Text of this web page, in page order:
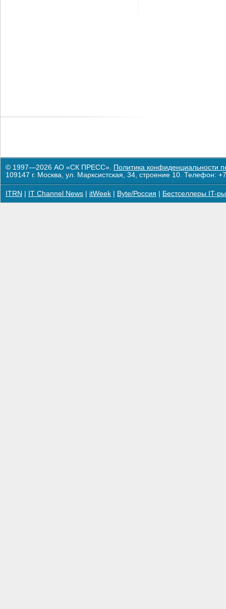
© 1997—2026 АО «СК ПРЕСС». Политика конфиденциальности
109147 г. Москва, ул. Марксистская, 34, строение 10. Телефон:
ITRN IT Channel News itWeek Byte/Россия Бестселлеры IT-